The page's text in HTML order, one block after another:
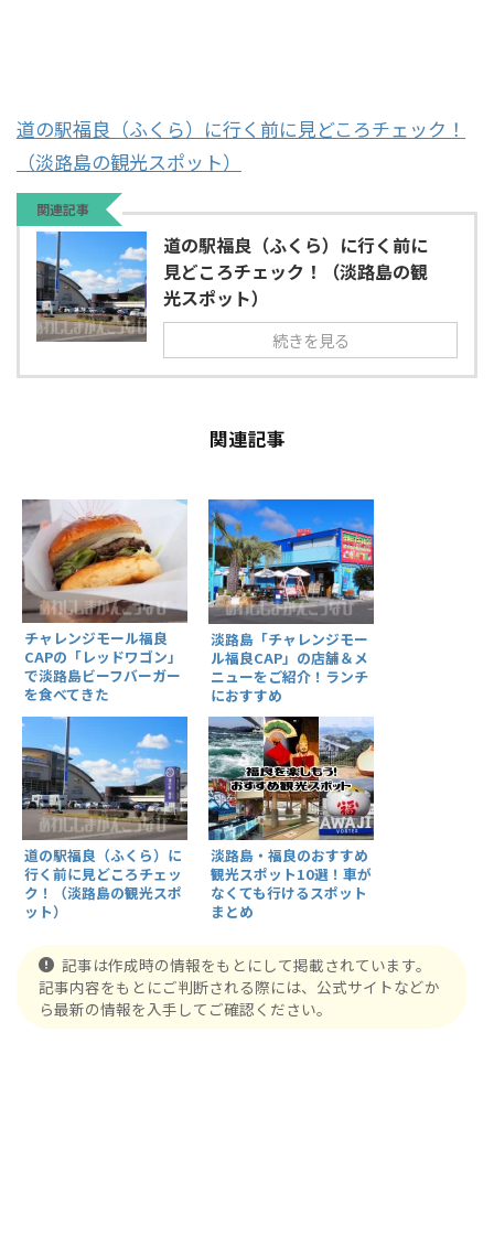
道の駅福良（ふくら）に行く前に見どころチェック！
（淡路島の観光スポット）
関連記事
道の駅福良（ふくら）に行く前に
見どころチェック！（淡路島の観
光スポット）
続きを見る
関連記事
チャレンジモール福良
CAPの「レッドワゴン」
で淡路島ビーフバーガー
を食べてきた
淡路島「チャレンジモー
ル福良CAP」の店舗＆メ
ニューをご紹介！ランチ
におすすめ
道の駅福良（ふくら）に
行く前に見どころチェッ
ク！（淡路島の観光スポ
ット）
淡路島・福良のおすすめ
観光スポット10選！車が
なくても行けるスポット
まとめ
記事は作成時の情報をもとにして掲載されています。
記事内容をもとにご判断される際には、公式サイトなどか
ら最新の情報を入手してご確認ください。